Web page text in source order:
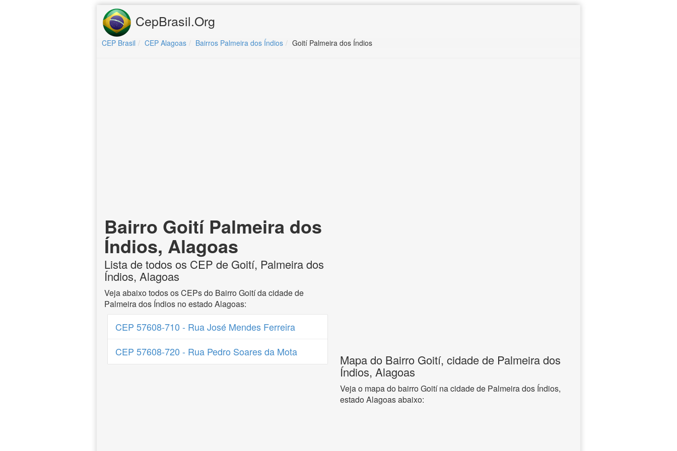
CepBrasil.Org
CEP Brasil CEP Alagoas Bairros Palmeira dos Índios Goití Palmeira dos Índios
Bairro Goití Palmeira dos
Índios, Alagoas
Lista de todos os CEP de Goití, Palmeira dos
Índios, Alagoas
Veja abaixo todos os CEPs do Bairro Goití da cidade de
Palmeira dos Índios no estado Alagoas:
CEP 57608-710 - Rua José Mendes Ferreira
CEP 57608-720 - Rua Pedro Soares da Mota
Mapa do Bairro Goití, cidade de Palmeira dos
Índios, Alagoas
Veja o mapa do bairro Goití na cidade de Palmeira dos Índios,
estado Alagoas abaixo: